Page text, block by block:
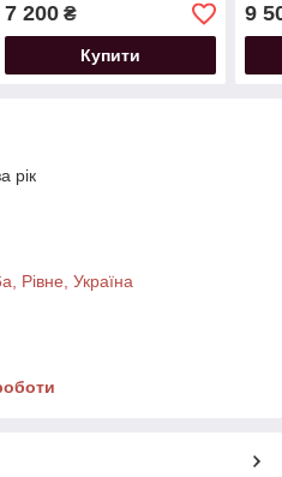
7 200₴
Купити
9
рік
Рівне, Україна